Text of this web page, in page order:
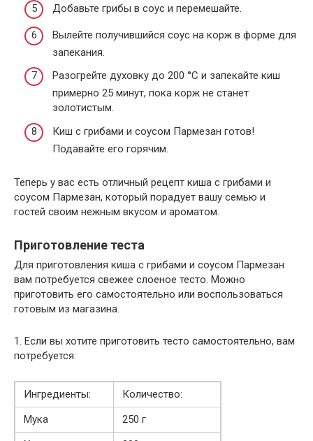
Добавьте грибы в соус и перемешайте.
Вылейте получившийся соус на корж в форме для
запекания.
Разогрейте духовку до 200 °C и запекайте киш
примерно 25 минут, пока корж не станет
золотистым.
Киш с грибами и соусом Пармезан готов!
Подавайте его горячим.
Теперь у вас есть отличный рецепт киша с грибами и
соусом Пармезан, который порадует вашу семью и
гостей своим нежным вкусом и ароматом.
Приготовление теста
Для приготовления киша с грибами и соусом Пармезан
вам потребуется свежее слоеное тесто. Можно
приготовить его самостоятельно или воспользоваться
готовым из магазина.
1. Если вы хотите приготовить тесто самостоятельно, вам
потребуется:
Ингредиенты:
Количество:
Мука
250 г